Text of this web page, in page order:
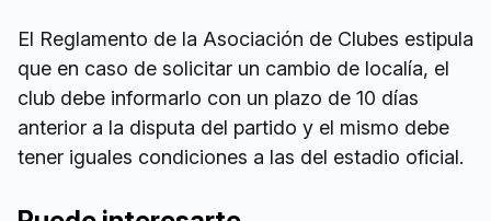
El Reglamento de la Asociación de Clubes estipula
que en caso de solicitar un cambio de localía, el
club debe informarlo con un plazo de 10 días
anterior a la disputa del partido y el mismo debe
tener iguales condiciones a las del estadio oficial.